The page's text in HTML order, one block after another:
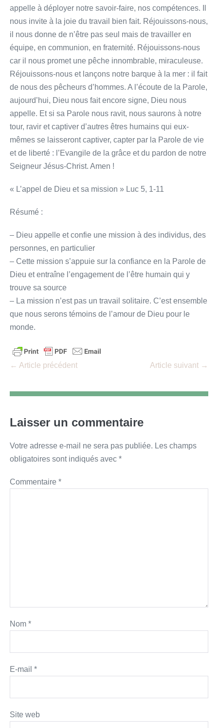
appelle à déployer notre savoir-faire, nos compétences. Il
nous invite à la joie du travail bien fait. Réjouissons-nous,
il nous donne de n’être pas seul mais de travailler en
équipe, en communion, en fraternité. Réjouissons-nous
car il nous promet une pêche innombrable, miraculeuse.
Réjouissons-nous et lançons notre barque à la mer : il fait
de nous des pêcheurs d’hommes. A l’écoute de la Parole,
aujourd’hui, Dieu nous fait encore signe, Dieu nous
appelle. Et si sa Parole nous ravit, nous saurons à notre
tour, ravir et captiver d’autres êtres humains qui eux-
mêmes se laisseront captiver, capter par la Parole de vie
et de liberté : l’Evangile de la grâce et du pardon de notre
Seigneur Jésus-Christ. Amen !
« L’appel de Dieu et sa mission » Luc 5, 1-11
Résumé :
– Dieu appelle et confie une mission à des individus, des
personnes, en particulier
– Cette mission s’appuie sur la confiance en la Parole de
Dieu et entraîne l’engagement de l’être humain qui y
trouve sa source
– La mission n’est pas un travail solitaire. C’est ensemble
que nous serons témoins de l’amour de Dieu pour le
monde.
Navigation
← Article précédent Article suivant →
Laisser un commentaire
Votre adresse e-mail ne sera pas publiée. Les champs
obligatoires sont indiqués avec *
Commentaire *
Nom *
E-mail *
Site web